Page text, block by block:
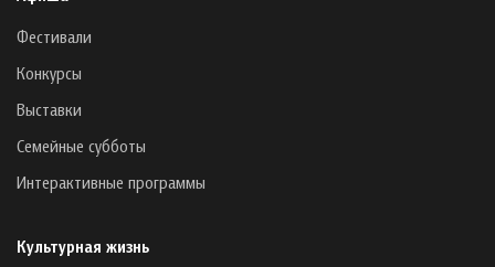
Фестивали
Конкурсы
Выставки
Семейные субботы
Интерактивные программы
Культурная жизнь